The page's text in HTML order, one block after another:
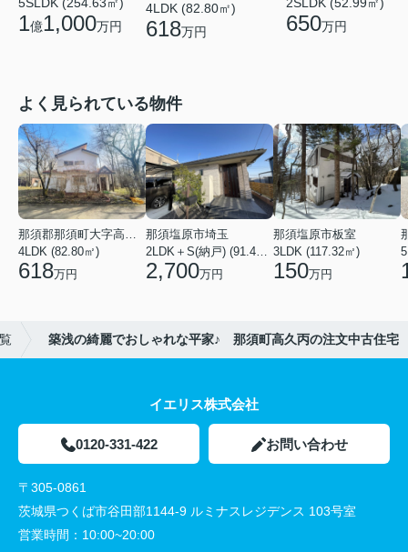
1億1,000万円
4LDK (82.80㎡)
618万円
2SLDK (52.99㎡)
650万円
よく見られている物件
那須郡那須町大字高久乙
4LDK (82.80㎡)
618万円
那須塩原市埼玉
2LDK＋S(納戸) (91.44㎡)
2,700万円
那須塩原市板室
3LDK (117.32㎡)
150万円
築浅の綺麗でおしゃれな平家♪ 那須町高久丙の注文中古住宅
イエリス株式会社
0120-331-422 お問い合わせ
〒305-0861
茨城県つくば市谷田部1144-9 ルミナスレジデンス 103号室
営業時間： 10:00~20:00